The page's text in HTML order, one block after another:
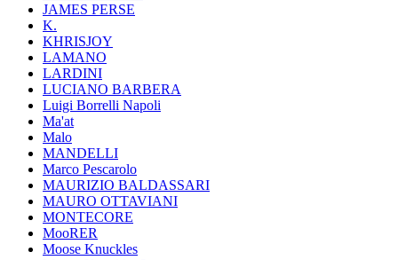
JAMES PERSE
K.
KHRISJOY
LAMANO
LARDINI
LUCIANO BARBERA
Luigi Borrelli Napoli
Ma'at
Malo
MANDELLI
Marco Pescarolo
MAURIZIO BALDASSARI
MAURO OTTAVIANI
MONTECORE
MooRER
Moose Knuckles